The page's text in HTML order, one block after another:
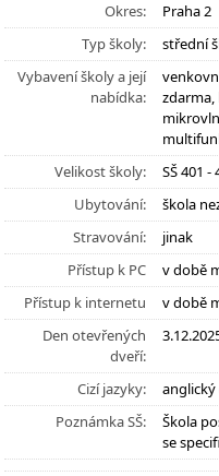
Okres:
Praha 2
Typ školy:
střední
Vybavení školy a její
nabídka:
zdarma,
Velikost školy:
SŠ 401 -
Ubytování:
škola
Stravování:
jinak
Přístup k PC
v době
Přístup k internetu
v době
Den otevřených
dveří:
Cizí jazyky:
anglický
Poznámka SŠ:
Škola
se